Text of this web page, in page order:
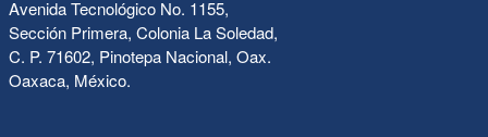
Avenida Tecnológico No. 1155,
Sección Primera, Colonia La Soledad,
C. P. 71602, Pinotepa Nacional, Oax.
Oaxaca, México.